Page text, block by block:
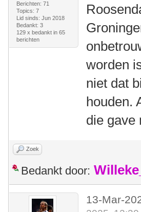
Berichten: 71
Topics: 7
Lid sinds: Jun 2018
Bedankt: 3
129 x bedankt in 65
berichten
worden
niet dat
houden.
die gave
Zoek
Bedankt door:
13-Mar-